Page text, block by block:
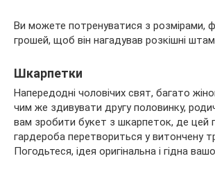
Ви можете потренуватися з розмірами,
грошей, щоб він нагадував розкішні
Шкарпетки
Напередодні чоловічих свят, багато
чим же здивувати другу половинку,
вам зробити букет з шкарпеток, де цей
гардероба перетвориться у витончену
Погодьтеся, ідея оригінальна і гідна